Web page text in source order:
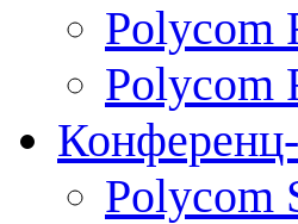
Polycom
Polycom
Polycom